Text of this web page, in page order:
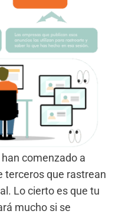
comenzado a
terceros que rastrean
Lo cierto es que tu
mucho si se